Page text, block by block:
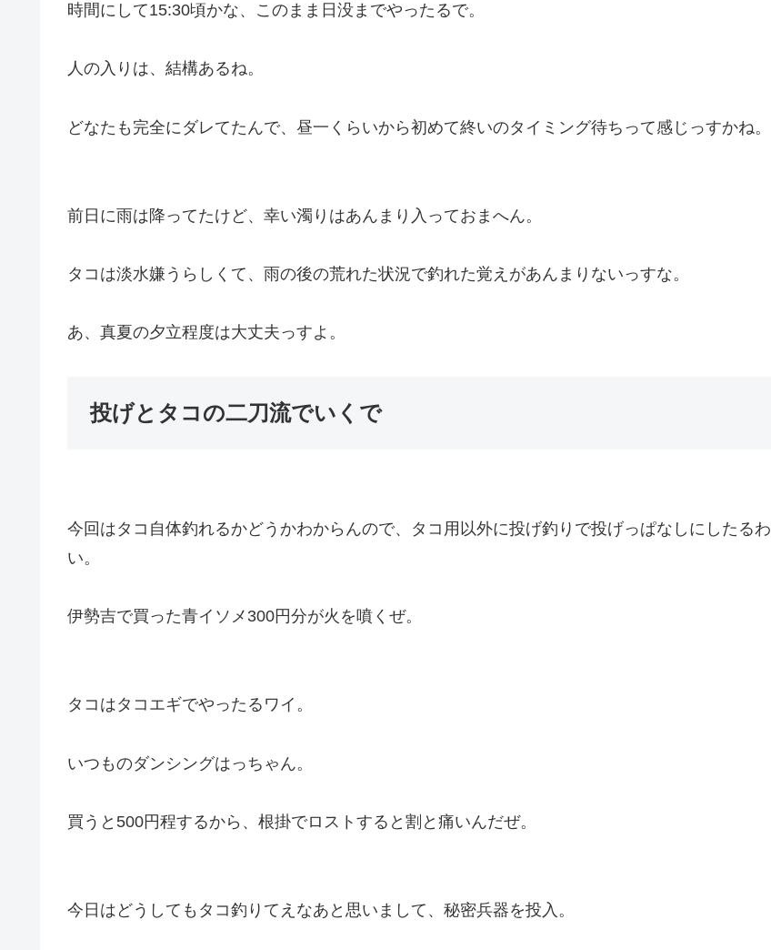
時間にして15:30頃かな、このまま日没までやったるで。
人の入りは、結構あるね。
どなたも完全にダレてたんで、昼一くらいから初めて終いのタイミング待ちって感じっすかね。
前日に雨は降ってたけど、幸い濁りはあんまり入っておまへん。
タコは淡水嫌うらしくて、雨の後の荒れた状況で釣れた覚えがあんまりないっすな。
あ、真夏の夕立程度は大丈夫っすよ。
投げとタコの二刀流でいくで
今回はタコ自体釣れるかどうかわからんので、タコ用以外に投げ釣りで投げっぱなしにしたるわ
い。
伊勢吉で買った青イソメ300円分が火を噴くぜ。
タコはタコエギでやったるワイ。
いつものダンシングはっちゃん。
買うと500円程するから、根掛でロストすると割と痛いんだぜ。
今日はどうしてもタコ釣りてえなあと思いまして、秘密兵器を投入。